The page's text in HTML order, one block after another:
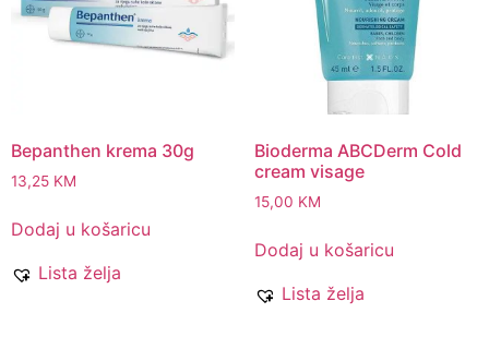
Bepanthen krema 30g
13,25 KM
Dodaj u košaricu
Lista želja
Bioderma ABCDerm Cold
cream visage
15,00 KM
Dodaj u košaricu
Lista želja